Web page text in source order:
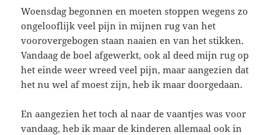
Woensdag begonnen en moeten stoppen wegens zo
ongelooflijk veel pijn in mijnen rug van het
voorovergebogen staan naaien en van het stikken.
Vandaag de boel afgewerkt, ook al deed mijn rug op
het einde weer wreed veel pijn, maar aangezien dat
het nu wel af moest zijn, heb ik maar doorgedaan.
En aangezien het toch al naar de vaantjes was voor
vandaag, heb ik maar de kinderen allemaal ook in